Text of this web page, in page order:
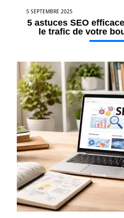
5 SEPTEMBRE 2025
5 astuces SEO
le trafic de votre